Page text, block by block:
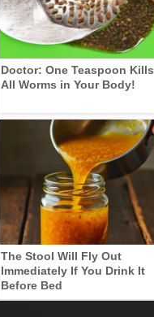
Doctor: One Teaspoon Kills
All Worms in Your Body!
The Stool Will Fly Out
Immediately If You Drink It
Before Bed